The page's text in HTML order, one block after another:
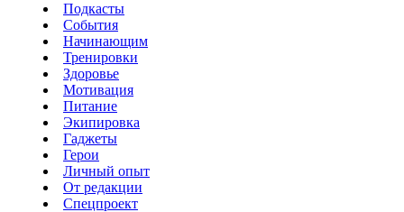
Подкасты
События
Начинающим
Тренировки
Здоровье
Мотивация
Питание
Экипировка
Гаджеты
Герои
Личный опыт
От редакции
Спецпроект